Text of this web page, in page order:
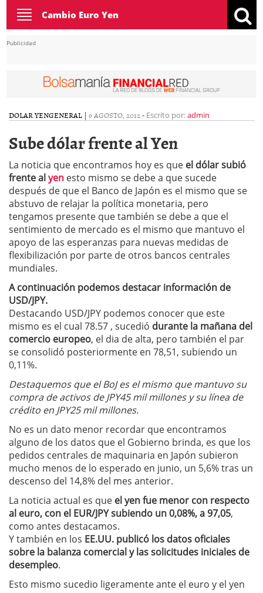
Toggle
navigation
Cambio Euro Yen
Publicidad
DOLAR YENGENERAL | 9 AGOSTO, 2012- Escrito por:admin
Sube dólar frente al Yen
La noticia que encontramos hoy es que el dólar subió
frente alyen esto mismo se debe a que sucede
después de que el Banco de Japón es el mismo que se
abstuvo de relajar la política monetaria, pero
tengamos presente que también se debe a que el
sentimiento de mercado es el mismo que mantuvo el
apoyo de las esperanzas para nuevas medidas de
flexibilización por parte de otros bancos centrales
mundiales.
A continuación podemos destacar información de
USD/JPY.
Destacando USD/JPY podemos conocer que este
mismo es el cual 78.57 , sucedió durante la mañana del
comercio europeo, el dia de alta, pero también el par
se consolidó posteriormente en 78,51, subiendo un
0,11%.
Destaquemos que el BoJ es el mismo que mantuvo su
compra de activos de JPY45 mil millones y su línea de
crédito en JPY25 mil millones.
No es un dato menor recordar que encontramos
alguno de los datos que el Gobierno brinda, es que los
pedidos centrales de maquinaria en Japón subieron
mucho menos de lo esperado en junio, un 5,6% tras un
descenso del 14,8% del mes anterior.
La noticia actual es que el yen fue menor con respecto
al euro, con el EUR/JPY subiendo un 0,08%, a 97,05,
como antes destacamos.
Y también en los EE.UU. publicó los datos oficiales
sobre la balanza comercial y las solicitudes iniciales de
desempleo.
Esto mismo sucedio ligeramente ante el euro y el yen